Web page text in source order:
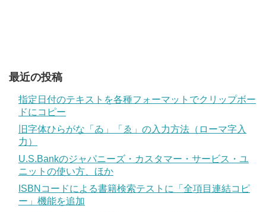
最近の投稿
指定日付のテキストを各種フォーマットでクリップボー
ドにコピー
旧字体ひらがな「ゐ」「ゑ」の入力方法（ローマ字入
力）
U.S.Bankのジャパニーズ・カスタマー・サービス・ユ
ニットの使い方、ほか
ISBNコードによる書籍検索テストに「全項目連結コピ
ー」機能を追加